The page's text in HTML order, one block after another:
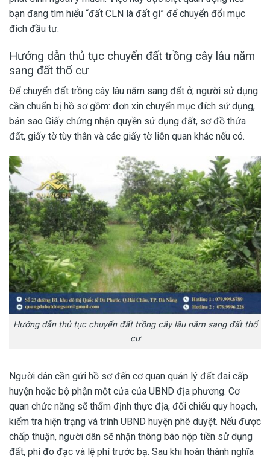
bạn đang tìm hiểu “đất CLN là đất gì” để chuyển đổi mục
đích đầu tư.
Hướng dẫn thủ tục chuyển đất trồng cây lâu năm
sang đất thổ cư
Để chuyển đất trồng cây lâu năm sang đất ở, người sử dụng
cần chuẩn bị hồ sơ gồm: đơn xin chuyển mục đích sử dụng,
bản sao Giấy chứng nhận quyền sử dụng đất, sơ đồ thửa
đất, giấy tờ tùy thân và các giấy tờ liên quan khác nếu có.
Hướng dẫn thủ tục chuyển đất trồng cây lâu năm sang đất thổ
cư
Người dân cần gửi hồ sơ đến cơ quan quản lý đất đai cấp
huyện hoặc bộ phận một cửa của UBND địa phương. Cơ
quan chức năng sẽ thẩm định thực địa, đối chiếu quy hoạch,
kiểm tra hiện trạng và trình UBND huyện phê duyệt. Nếu được
chấp thuận, người dân sẽ nhận thông báo nộp tiền sử dụng
đất, phí đo đạc và lệ phí trước bạ. Sau khi hoàn thành nghĩa